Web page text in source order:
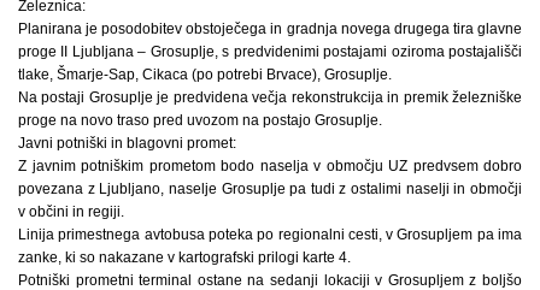
Železnica:
Planirana je posodobitev obstoječega in gradnja novega drugega tira glavne
proge II Ljubljana – Grosuplje, s predvidenimi postajami oziroma postajališči
tlake, Šmarje-Sap, Cikaca (po potrebi Brvace), Grosuplje.
Na postaji Grosuplje je predvidena večja rekonstrukcija in premik železniške
proge na novo traso pred uvozom na postajo Grosuplje.
Javni potniški in blagovni promet:
Z javnim potniškim prometom bodo naselja v območju UZ predvsem dobro
povezana z Ljubljano, naselje Grosuplje pa tudi z ostalimi naselji in območji
v občini in regiji.
Linija primestnega avtobusa poteka po regionalni cesti, v Grosupljem pa ima
zanke, ki so nakazane v kartografski prilogi karte 4.
Potniški prometni terminal ostane na sedanji lokaciji v Grosupljem z boljšo